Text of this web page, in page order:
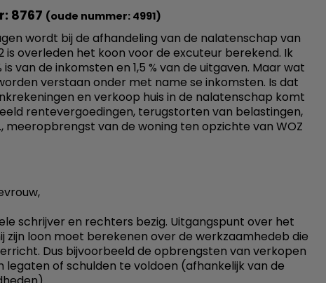
8767 (oude nummer: 4991)
wordt bij de afhandeling van de nalatenschap van
is overleden het koon voor de excuteur berekend. Ik
van de inkomsten en 1,5 % van de uitgaven. Maar wat
verstaan onder met name se inkomsten. Is dat
en verkoop huis in de nalatenschap komt
rentevergoedingen, terugstorten van belastingen,
meeropbrengst van de woning ten opzichte van WOZ
schrijver en rechters bezig. Uitgangspunt over het
zijn loon moet berekenen over de werkzaamhedeb die
Dus bijvoorbeeld de opbrengsten van verkopen
legaten of schulden te voldoen (afhankelijk van de